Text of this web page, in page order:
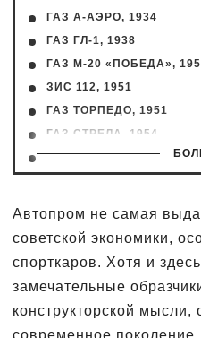
ГАЗ А-АЭРО, 1934
ГАЗ ГЛ-1, 1938
ГАЗ М-20 «ПОБЕДА»,
ЗИС 112, 1951
ГАЗ ТОРПЕДО, 1951
ГАЗ СТРЕЛА, 1954
ЗВЕЗДА 5, 1955
ВАЗ PORSCHE 2103, 1976
ПАНГОЛИНА, 1980
Автопром не самая
советской экономики,
спорткаров. Хотя и
замечательные
конструкторской
современное